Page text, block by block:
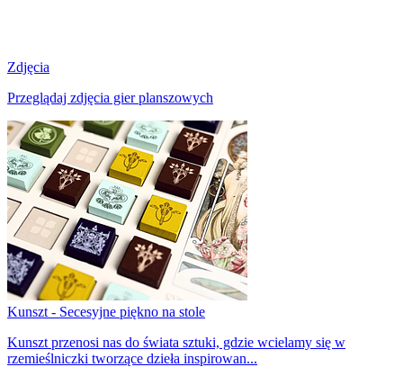
Zdjęcia
Przeglądaj zdjęcia gier planszowych
Kunszt - Secesyjne piękno na stole
Kunszt przenosi nas do świata sztuki, gdzie wcielamy się w
rzemieślniczki tworzące dzieła inspirowan...